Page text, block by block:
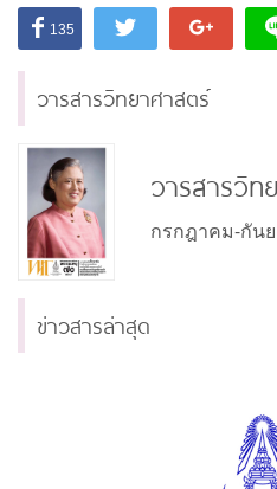
135
วารสารวิทยาศาสตร์
วารสารวิ
กรกฎาคม-กัน
ข่าวสารล่าสุด